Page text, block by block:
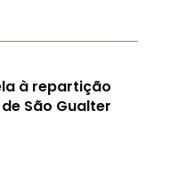
à repartição
São Gualter